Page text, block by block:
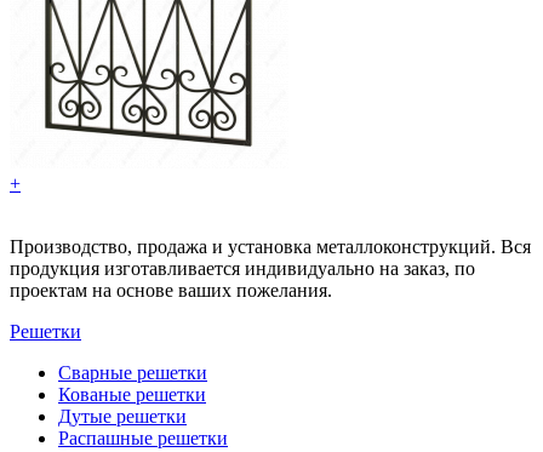
+
Производство, продажа и установка металлоконструкций. Вся
продукция изготавливается индивидуально на заказ, по
проектам на основе ваших пожелания.
Решетки
Сварные решетки
Кованые решетки
Дутые решетки
Распашные решетки